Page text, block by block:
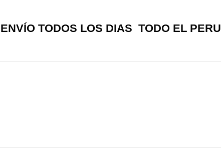
ENVÍO TODOS LOS DIAS TODO EL PERU